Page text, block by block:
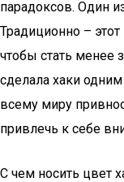
парадоксов. Один
Традиционно –
чтобы стать менее
сделала хаки
всему миру
привлечь к себе
С чем носить цвет